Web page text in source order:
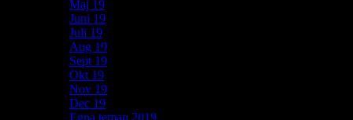
Maj 19
Juni 19
Juli 19
Aug 19
Sept 19
Okt 19
Nov 19
Dec 19
Egna teman 2019